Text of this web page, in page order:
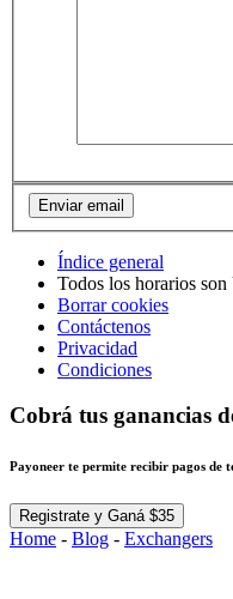
Índice general
Todos los horarios son
Borrar cookies
Contáctenos
Privacidad
Condiciones
Cobrá tus ganancias
Payoneer te permite recibir pagos de
Registrate y Ganá $35
Home - Blog - Exchangers